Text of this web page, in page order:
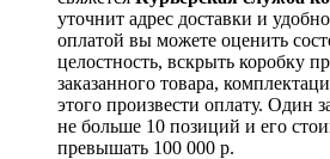
уточнит адрес доставки и
оплатой вы можете оценить
целостность, вскрыть коробку
заказанного товара,
этого произвести оплату. Один
не больше 10 позиций и его
превышать 100 000 р.